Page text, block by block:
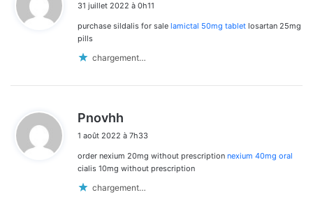
t
31 juillet 2022 à 0h11
purchase sildalis for sale lamictal 50mg tablet losartan 25mg
pills
chargement…
Pnovhh
t
:
1 août 2022 à 7h33
order nexium 20mg without prescription nexium 40mg oral
cialis 10mg without prescription
chargement…